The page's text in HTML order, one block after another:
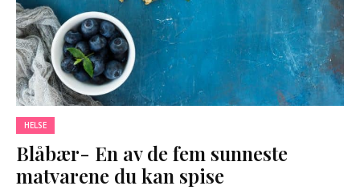
HELSE
Blåbær- En av de fem sunneste
matvarene du kan spise